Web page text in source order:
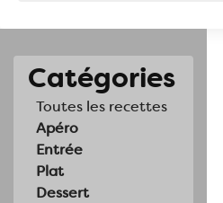
Catégories
Toutes les recettes
Apéro
Entrée
Plat
Dessert